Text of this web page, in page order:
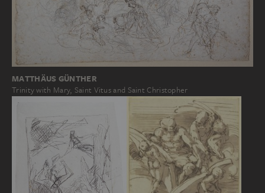
MATTHÄUS GÜNTHER
Trinity with Mary, Saint Vitus and Saint Christopher